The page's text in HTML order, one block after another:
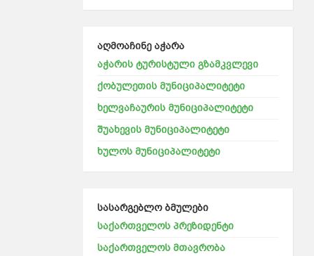
აღმოაჩინე აჭარა
აჭარის ტურისტული გზამკვლევი
ქობულეთის მუნიციპალიტეტი
ხელვაჩაურის მუნიციპალიტეტი
შუახევის მუნიციპალიტეტი
ხულოს მუნიციპალიტეტი
სასარგებლო ბმულები
საქართველოს პრეზიდენტი
საქართველოს მთავრობა